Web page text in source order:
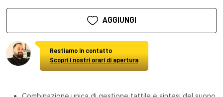
AGGIUNGI
Restiamo in contatto
Scopri i nostri orari di apertura